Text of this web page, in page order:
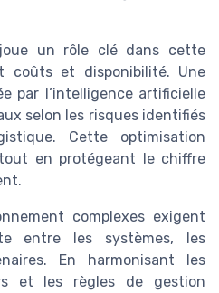
un rôle clé dans cette
coûts et disponibilité. Une
par l’intelligence artificielle
selon les risques identifiés
Cette optimisation
en protégeant le chiffre
complexes exigent
entre les systèmes, les
En harmonisant les
et les règles de gestion